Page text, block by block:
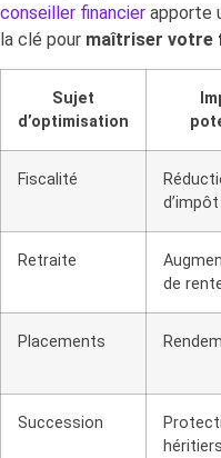
conseiller financier apporte
la clé pour maîtriser votre
Sujet
d’optimisation
Fiscalité
d’impôt
Retraite
de
Placements
Succession
héritiers